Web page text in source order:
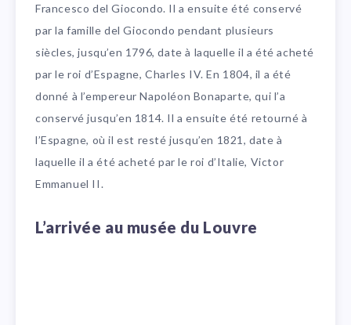
Francesco del Giocondo. Il a ensuite été conservé
par la famille del Giocondo pendant plusieurs
siècles, jusqu’en 1796, date à laquelle il a été acheté
par le roi d’Espagne, Charles IV. En 1804, il a été
donné à l’empereur Napoléon Bonaparte, qui l’a
conservé jusqu’en 1814. Il a ensuite été retourné à
l’Espagne, où il est resté jusqu’en 1821, date à
laquelle il a été acheté par le roi d’Italie, Victor
Emmanuel II.
L’arrivée au musée du Louvre